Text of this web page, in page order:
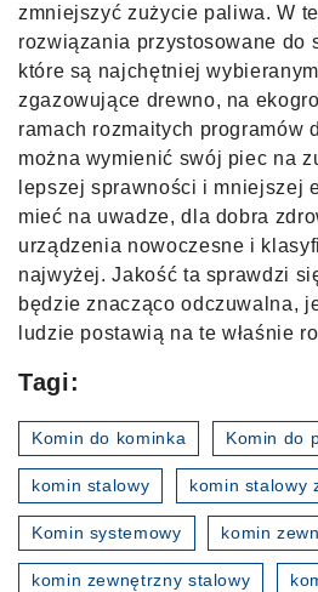
zmniejszyć zużycie paliwa. W
rozwiązania przystosowane do
które są najchętniej
zgazowujące drewno, na
ramach rozmaitych programów
można wymienić swój piec na
lepszej sprawności i mniejszej
mieć na uwadze, dla dobra
urządzenia nowoczesne i
najwyżej. Jakość ta sprawdzi
będzie znacząco odczuwalna,
ludzie postawią na te właśnie
Tagi:
Komin do kominka Komin do
komin stalowy komin stalowy
Komin systemowy komin
komin zewnętrzny stalowy